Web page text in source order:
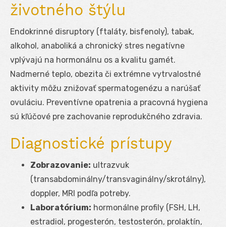
životného štýlu
Endokrinné disruptory (ftaláty, bisfenoly), tabak,
alkohol, anaboliká a chronický stres negatívne
vplývajú na hormonálnu os a kvalitu gamét.
Nadmerné teplo, obezita či extrémne vytrvalostné
aktivity môžu znižovať spermatogenézu a narúšať
ovuláciu. Preventívne opatrenia a pracovná hygiena
sú kľúčové pre zachovanie reprodukčného zdravia.
Diagnostické prístupy
Zobrazovanie: ultrazvuk
(transabdominálny/transvaginálny/skrotálny),
doppler, MRI podľa potreby.
Laboratórium: hormonálne profily (FSH, LH,
estradiol, progesterón, testosterón, prolaktín,